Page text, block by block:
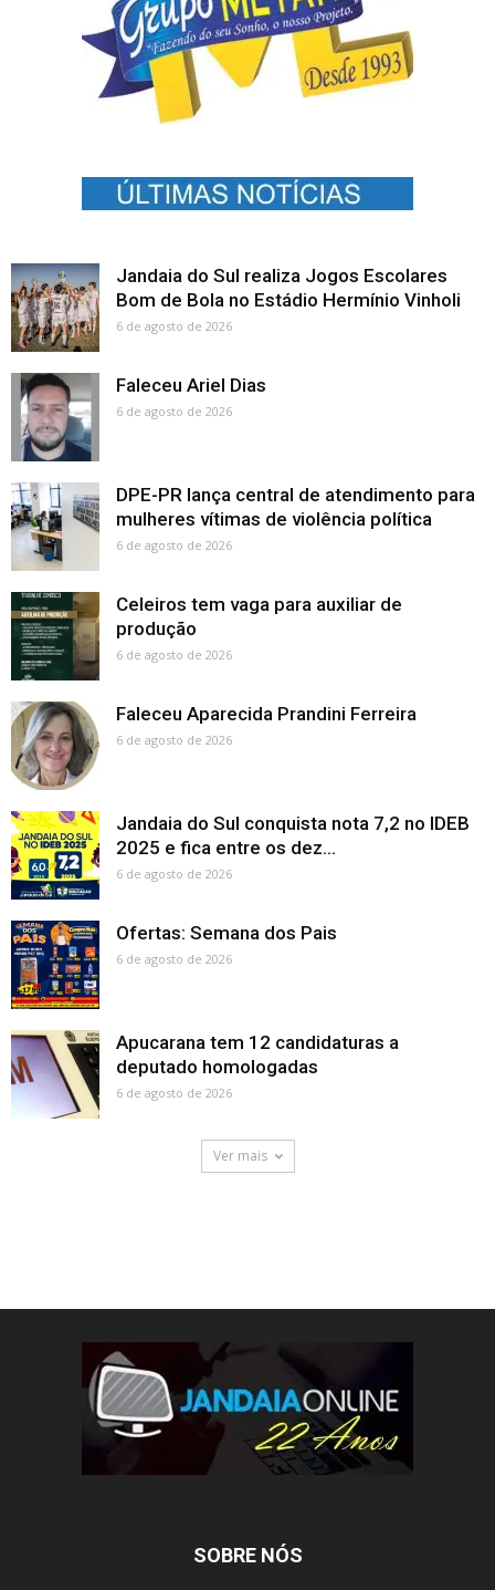
Jandaia do Sul realiza Jogos Escolares
Bom de Bola no Estádio Hermínio Vinholi
6 de agosto de 2026
Faleceu Ariel Dias
6 de agosto de 2026
DPE-PR lança central de atendimento para
mulheres vítimas de violência política
6 de agosto de 2026
Celeiros tem vaga para auxiliar de
produção
6 de agosto de 2026
Faleceu Aparecida Prandini Ferreira
6 de agosto de 2026
Jandaia do Sul conquista nota 7,2 no IDEB
2025 e fica entre os dez...
6 de agosto de 2026
Ofertas: Semana dos Pais
6 de agosto de 2026
Apucarana tem 12 candidaturas a
deputado homologadas
6 de agosto de 2026
Ver mais
SOBRE NÓS